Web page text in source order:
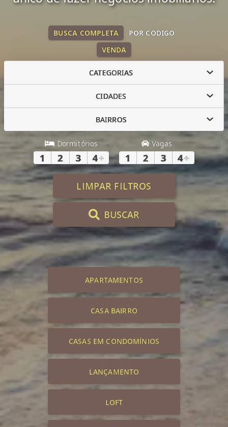
VENDA
BUSCA COMPLETA POR CÓDIGO
CATEGORIAS
CIDADES
BAIRROS
Dormitórios
1 2 3 4+
Vagas
1 2 3 4+
LIMPAR FILTROS
BUSCAR
APARTAMENTOS
CASA BAIRRO
CASAS EM CONDOMÍNIOS
LANÇAMENTO
LOFT